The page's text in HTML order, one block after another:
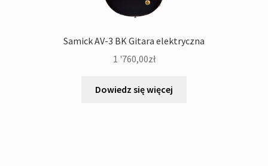
Samick AV-3 BK Gitara elektryczna
1 '760,00zł
Dowiedz się więcej